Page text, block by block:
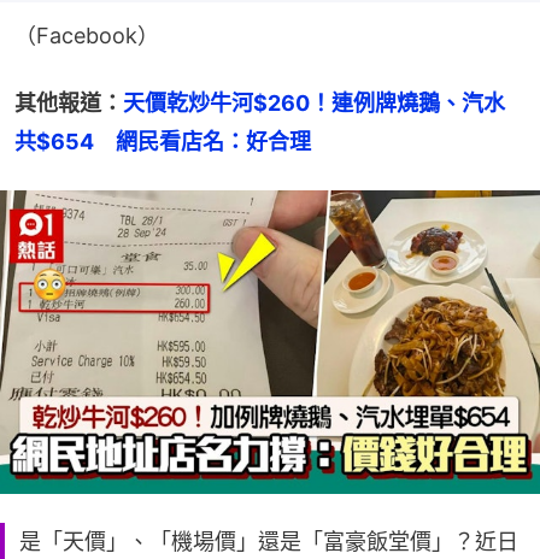
（Facebook）
其他報道： 天價乾炒牛河$260！連例牌燒鵝、汽水
共$654　網民看店名：好合理
是「天價」、「機場價」還是「富豪飯堂價」？近日